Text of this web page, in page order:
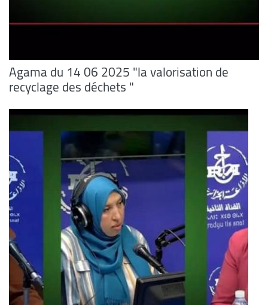
Agama du 14 06 2025 "la valorisation de
recyclage des déchets "